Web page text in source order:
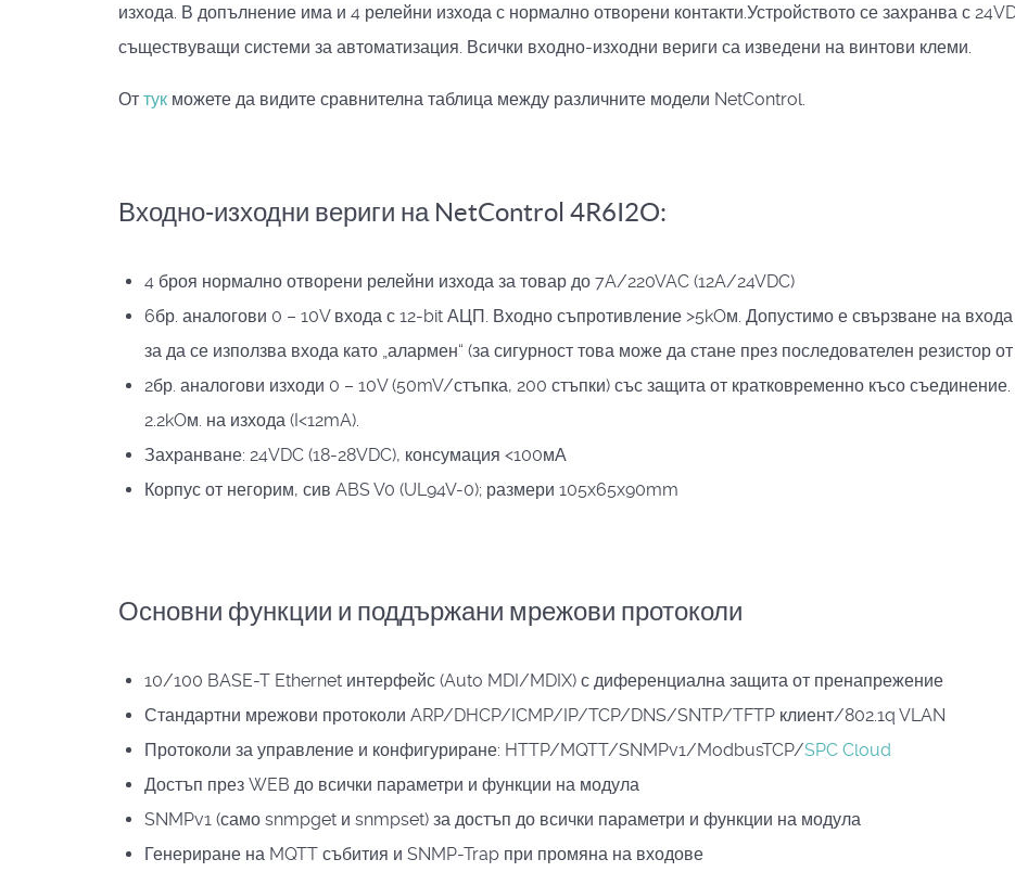
изхода. В допълнение има и 4 релейни изхода с нормално отворени контакти.Устройството се захранва с
съществуващи системи за автоматизация. Всички входно-изходни вериги са изведени на винтови клеми.
От тук можете да видите сравнителна таблица между различните модели NetControl.
Входно-изходни вериги на NetControl 4R6I2O:
4 броя нормално отворени релейни изхода за товар до 7A/220VAC (12A/24VDC)
6бр. аналогови 0 – 10V входа с 12-bit АЦП. Входно съпротивление >5kOм. Допустимо е свързване на
за да се използва входа като „алармен“ (за сигурност това може да стане през последователен резистор от
2бр. аналогови изходи 0 – 10V (50mV/стъпка, 200 стъпки) със защита от кратковременно късо
2.2kOм. на изхода (I<12mA).
Захранване: 24VDC (18-28VDC), консумация <100мА
Корпус от негорим, сив ABS V0 (UL94V-0); размери 105x65x90mm
Основни функции и поддържани мрежови протоколи
10/100 BASE-T Ethernet интерфейс (Auto MDI/MDIX) с диференциална защита от пренапрежение
Стандартни мрежови протоколи ARP/DHCP/ICMP/IP/TCP/DNS/SNTP/TFTP клиент/802.1q VLAN
Протоколи за управление и конфигуриране: HTTP/MQTT/SNMPv1/ModbusTCP/SPC Cloud
Достъп през WEB до всички параметри и функции на модула
SNMPv1 (само snmpget и snmpset) за достъп до всички параметри и функции на модула
Генериране на MQTT събития и SNMP-Trap при промяна на входове